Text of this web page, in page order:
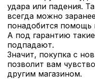
удара или падения.
всегда можно
понадобится помощь
А под гарантию
подпадают.
Значит, покупка с
позволит вам
другим магазином.